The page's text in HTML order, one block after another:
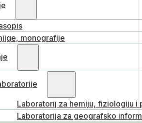
monografije
Laboratorij za hemiju, fiziologiju i
Laboratorija za geografsko